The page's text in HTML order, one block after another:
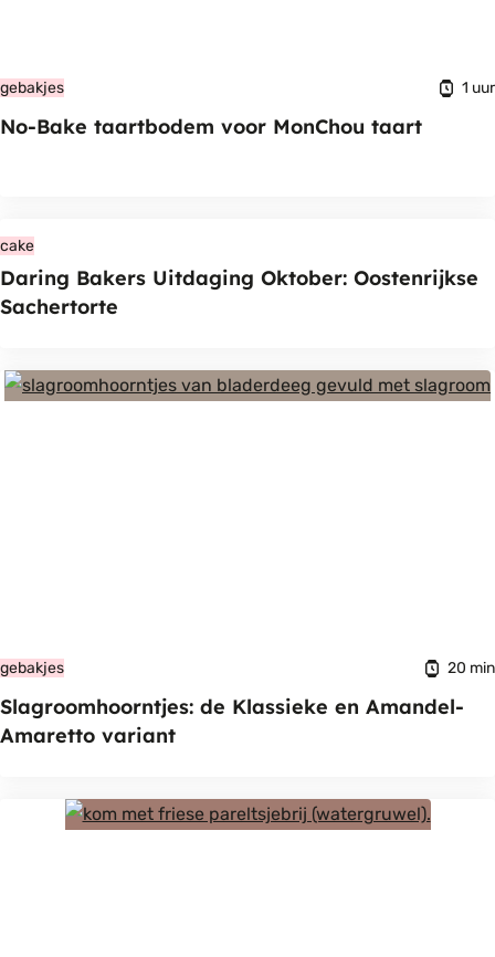
gebakjes 1 uur
No-Bake taartbodem voor MonChou taart
cake
Daring Bakers Uitdaging Oktober: Oostenrijkse
Sachertorte
gebakjes 20 min
Slagroomhoorntjes: de Klassieke en Amandel-
Amaretto variant